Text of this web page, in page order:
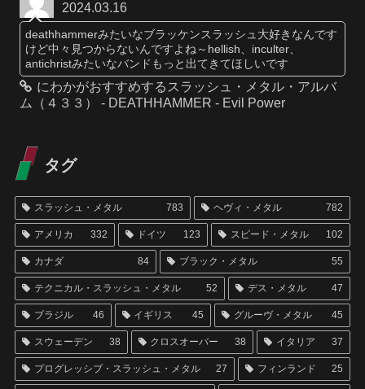
2024.03.16
deathhammerみたいなブラッケンスラッシュ大好きなんです
けど中々見つからないんですよね～hellish、inculter、
antichristみたいなバンドもっと出てきてほしいです
にわかがおすすめするスラッシュ・メタル・アルバ
ム（４３３） - DEATHHAMMER - Evil Power
タグ
スラッシュ・メタル 783 ヘヴィ・メタル 782
アメリカ 332 ドイツ 123 スピード・メタル 102
カナダ 84 ブラック・メタル 55
テクニカル・スラッシュ・メタル 52 デス・メタル 47
ブラジル 46 イギリス 45 グルーヴ・メタル 45
スウェーデン 38 クロスオーバー 38 イタリア 37
プログレッシブ・スラッシュ・メタル 27 フィンランド 25